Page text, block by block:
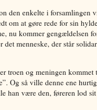
den enkelte i forsamlingen
om at gøre rede for sin
nu kommer gengældelsen
menneske, der står
troen og meningen
Og så ville denne ene
han være den, føreren lod